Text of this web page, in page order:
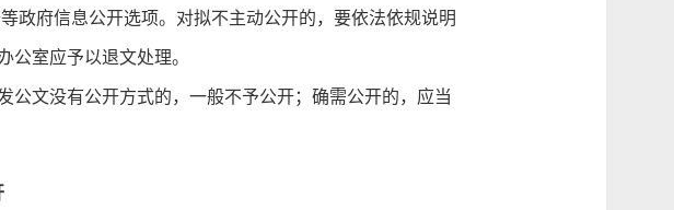
府信息公开选项。对拟不主动公开的，要依法依规说明
公室应予以退文处理。
文没有公开方式的，一般不予公开；确需公开的，应当